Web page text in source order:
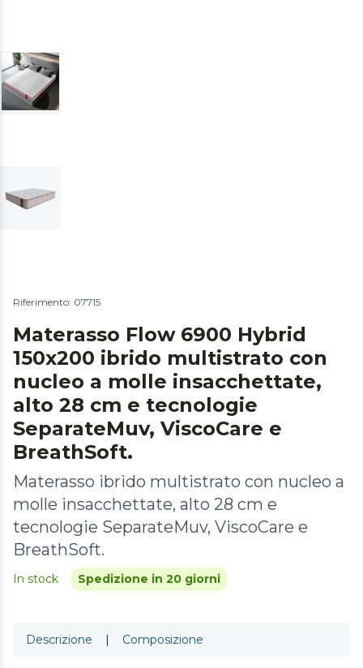
Riferimento: 07715
Materasso Flow 6900 Hybrid
150x200 ibrido multistrato con
nucleo a molle insacchettate,
alto 28 cm e tecnologie
SeparateMuv, ViscoCare e
BreathSoft.
Materasso ibrido multistrato con nucleo a
molle insacchettate, alto 28 cm e
tecnologie SeparateMuv, ViscoCare e
BreathSoft.
In stock Spedizione in 20 giorni
Descrizione | Composizione